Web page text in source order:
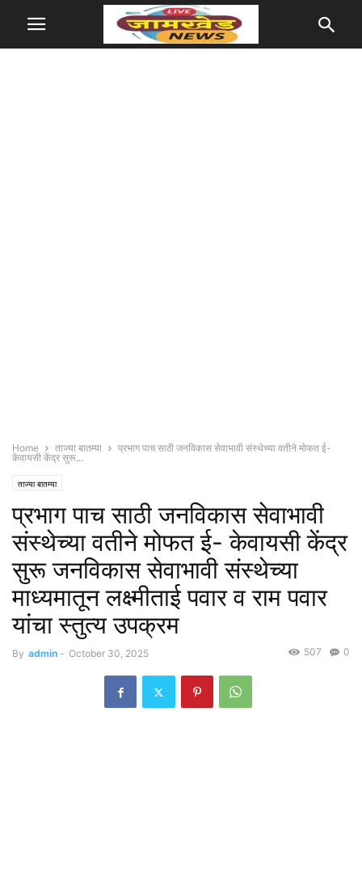
Home ताज्या बातम्या
प्रभाग पाच साठी जनविकास सेवाभावी संस्थेच्या वतीने मोफत ई-
केवायसी केंद्र सुरू...
ताज्या बातम्या
प्रभाग पाच साठी जनविकास सेवाभावी
संस्थेच्या वतीने मोफत ई- केवायसी केंद्र
सुरू जनविकास सेवाभावी संस्थेच्या
माध्यमातून लक्ष्मीताई पवार व राम पवार
यांचा स्तुत्य उपक्रम
By admin - October 30, 2025 0
507